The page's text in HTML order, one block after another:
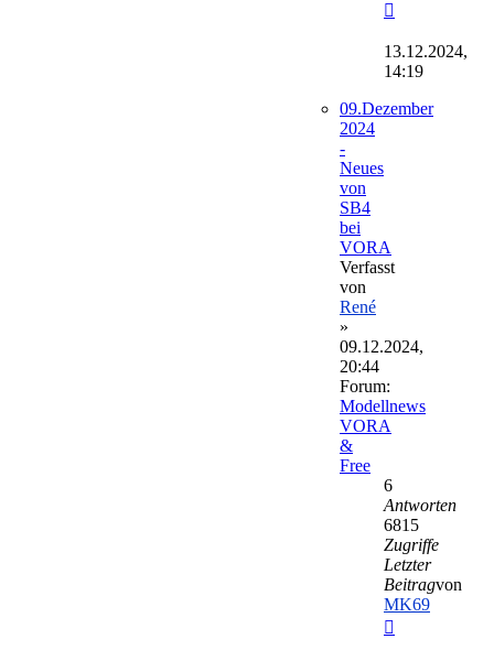
Beitrag
13.12.2024,
14:19
09.Dezember
2024
-
Neues
von
SB4
bei
VORA
Verfasst
von
René
»
09.12.2024,
20:44
Forum:
Modellnews
VORA
&
Free
6
Antworten
6815
Zugriffe
Letzter
Beitragvon
MK69